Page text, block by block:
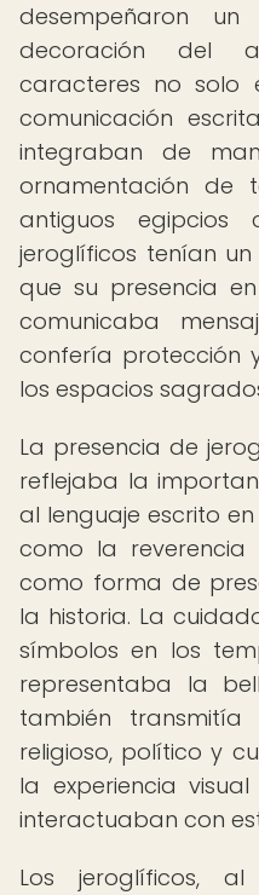
desempeñaron
decoración del
caracteres no solo
comunicación
integraban de
ornamentación de
antiguos egipcios
jeroglíficos tenían
que su presencia
comunicaba
confería protección
los espacios
La presencia de
reflejaba la
al lenguaje escrito
como la
como forma de
la historia. La
símbolos en los
representaba la
también transmitía
religioso, político y
la experiencia
interactuaban con
Los jeroglíficos,